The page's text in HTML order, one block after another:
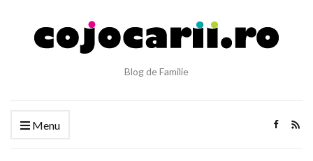
Blog de Familie
Menu